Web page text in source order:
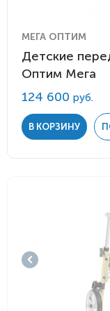
МЕГА ОПТИМ
Детские
Оптим Мега
124 600 руб.
В КОРЗИНУ